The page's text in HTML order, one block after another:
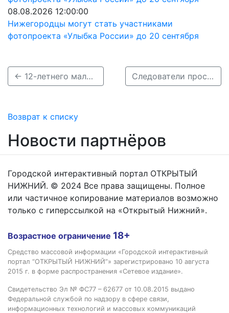
08.08.2026 12:00:00
Нижегородцы могут стать участниками
фотопроекта «Улыбка России» до 20 сентября
← 12-летнего мальчика разыскивают в Нижнем Новгороде Следователи просят нижегородцев помочь найти исчезнувшего 25-летнего мужчину →
Возврат к списку
Новости партнёров
Городской интерактивный портал ОТКРЫТЫЙ
НИЖНИЙ. © 2024 Все права защищены. Полное
или частичное копирование материалов возможно
только с гиперссылкой на «Открытый Нижний».
Возрастное ограничение 18+
Средство массовой информации «Городской интерактивный
портал “ОТКРЫТЫЙ НИЖНИЙ”» зарегистрировано 10 августа
2015 г. в форме распространения «Сетевое издание».
Свидетельство Эл № ФС77 – 62677 от 10.08.2015 выдано
Федеральной службой по надзору в сфере связи,
информационных технологий и массовых коммуникаций